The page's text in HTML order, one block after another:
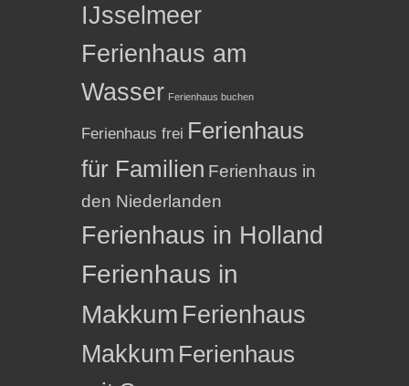
IJsselmeer
Ferienhaus am
Wasser Ferienhaus buchen
Ferienhaus frei Ferienhaus
für Familien Ferienhaus in
den Niederlanden
Ferienhaus in Holland
Ferienhaus in
Makkum Ferienhaus
Makkum Ferienhaus